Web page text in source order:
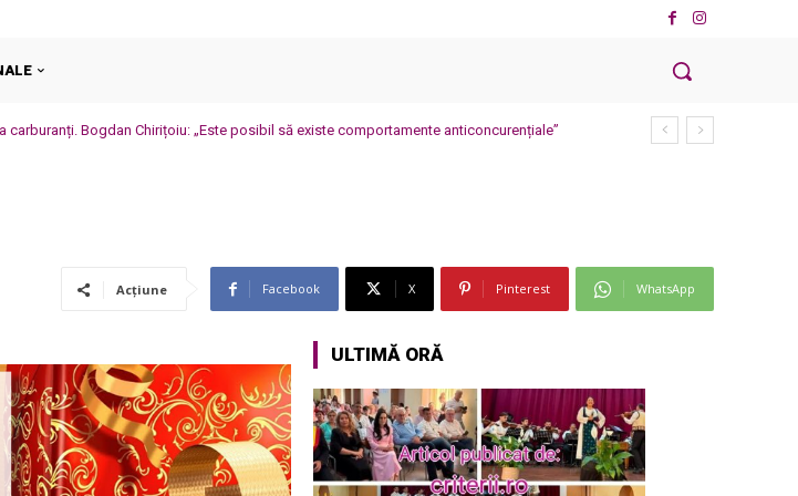
carburanți. Bogdan Chirițoiu: „Este posibil să existe comportamente anticoncurențiale”
Acțiune Facebook X Pinterest WhatsApp
ULTIMĂ ORĂ